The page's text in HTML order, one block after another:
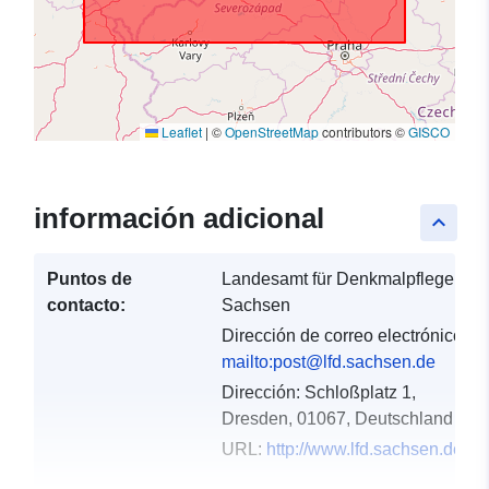
Leaflet | ©OpenStreetMapcontributors ©GISCO
keyboard_arrow_up
información adicional
Puntos de
contacto:
Landesamt für Denkmalpflege
Sachsen
Dirección de correo electrónico:
mailto:post@lfd.sachsen.de
Dirección: Schloßplatz 1,
Dresden, 01067, Deutschland
URL: http://www.lfd.sachsen.de